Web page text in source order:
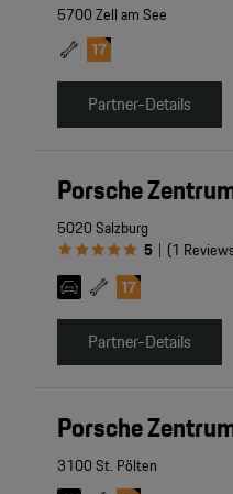
5700 Zell am See
Partner-Details
Porsche
5020 Salzburg
5 | (1
Partner-Details
Porsche
3100 St. Pölten